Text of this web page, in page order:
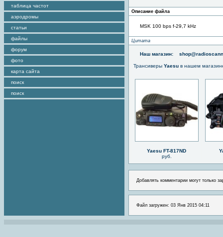
таблица частот
аэродромы
статьи
файлы
форум
фото
карта сайта
поиск
поиск
Описание файла
MSK 100 bps f-29,7 kHz
Цитата
Наш магазин:
Трансиверы Yaesu в нашем
Yaesu FT-817ND
руб.
Добавлять комментарии могут только
Файл загружен: 03 Янв 2015 04:11